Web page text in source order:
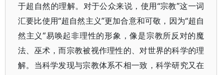
于超自然的理解。对于公众来说，使用“宗教”这一词
汇要比使用“超自然主义”更加合意和可敬，因为“超自
然主义”易唤起非理性的形象，像是宗教所反对的魔
法、巫术，而宗教被视作理性的、对世界的科学的理
解。当科学发现与宗教体系不相一致，科学研究又在